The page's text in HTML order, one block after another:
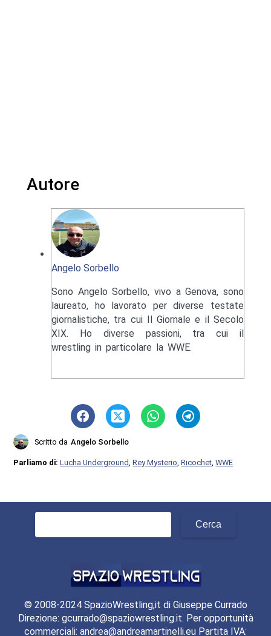
Autore
Angelo Sorbello
Sono Angelo Sorbello, vivo a Genova, sono
laureato, ho lavorato per diverse testate
giornalistiche, tra cui Il Giornale e il Secolo
XIX. Ho diverse passioni, tra cui il
wrestling in particolare la WWE.
Scritto da Angelo Sorbello
Parliamo di:Lucha Underground ,Rey Mysterio ,Ricochet ,WWE
© 2008-2024 SpazioWrestling,it di Giuseppe Currado
Direzione: gcurrado@spaziowrestling.it. Per opportunità
commerciali: andrea@andreamartinelli.eu Partita IVA: